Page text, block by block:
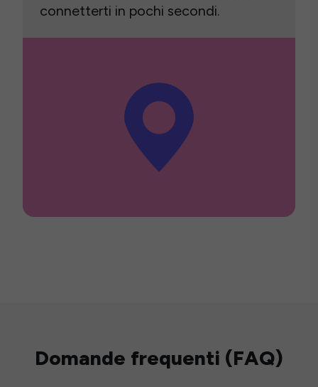
connetterti in pochi secondi.
Domande frequenti (FAQ)